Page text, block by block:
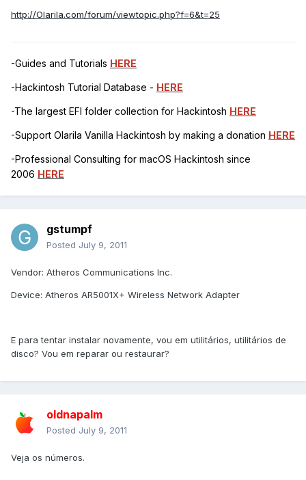
http://Olarila.com/forum/viewtopic.php?f=6&t=25
-Guides and Tutorials HERE
-Hackintosh Tutorial Database - HERE
-The largest EFI folder collection for Hackintosh HERE
-Support Olarila Vanilla Hackintosh by making a donation HERE
-Professional Consulting for macOS Hackintosh since
2006 HERE
gstumpf
Posted July 9, 2011
Vendor: Atheros Communications Inc.
Device: Atheros AR5001X+ Wireless Network Adapter
E para tentar instalar novamente, vou em utilitários, utilitários de
disco? Vou em reparar ou restaurar?
oldnapalm
Posted July 9, 2011
Veja os números.